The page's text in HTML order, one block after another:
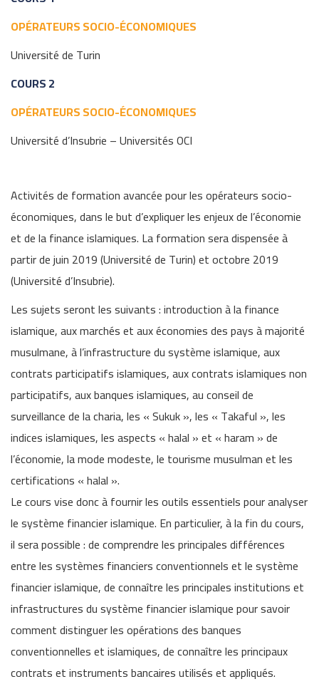
OPÉRATEURS SOCIO-ÉCONOMIQUES
Université de Turin
COURS 2
OPÉRATEURS SOCIO-ÉCONOMIQUES
Université d’Insubrie – Universités OCI
Activités de formation avancée pour les opérateurs socio-
économiques, dans le but d’expliquer les enjeux de l’économie
et de la finance islamiques. La formation sera dispensée à
partir de juin 2019 (Université de Turin) et octobre 2019
(Université d’Insubrie).
Les sujets seront les suivants : introduction à la finance
islamique, aux marchés et aux économies des pays à majorité
musulmane, à l’infrastructure du système islamique, aux
contrats participatifs islamiques, aux contrats islamiques non
participatifs, aux banques islamiques, au conseil de
surveillance de la charia, les « Sukuk », les « Takaful », les
indices islamiques, les aspects « halal » et « haram » de
l’économie, la mode modeste, le tourisme musulman et les
certifications « halal ».
Le cours vise donc à fournir les outils essentiels pour analyser
le système financier islamique. En particulier, à la fin du cours,
il sera possible : de comprendre les principales différences
entre les systèmes financiers conventionnels et le système
financier islamique, de connaître les principales institutions et
infrastructures du système financier islamique pour savoir
comment distinguer les opérations des banques
conventionnelles et islamiques, de connaître les principaux
contrats et instruments bancaires utilisés et appliqués.